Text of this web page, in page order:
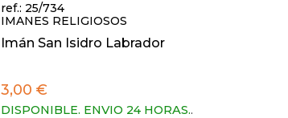
ref.: 25/734
IMANES RELIGIOSOS
Imán San Isidro Labrador
3,00 €
DISPONIBLE. ENVIO 24 HORAS..